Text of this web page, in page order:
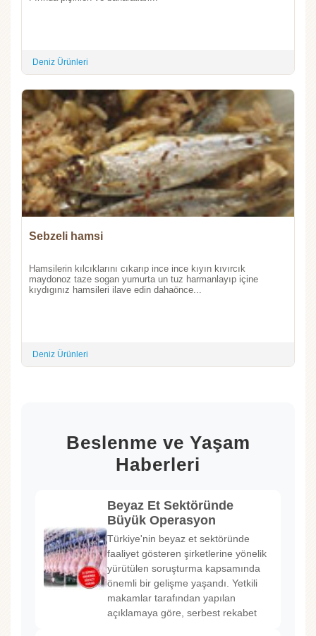
Deniz Ürünleri
Sebzeli hamsi
Hamsilerin kılcıklarını cıkarıp ince ince kıyın kıvırcık
maydonoz taze sogan yumurta un tuz harmanlayıp içine
kıydıgınız hamsileri ilave edin dahaönce...
Deniz Ürünleri
Beslenme ve Yaşam
Haberleri
Beyaz Et Sektöründe
Büyük Operasyon
Türkiye'nin beyaz et sektöründe
faaliyet gösteren şirketlerine yönelik
yürütülen soruşturma kapsamında
önemli bir gelişme yaşandı. Yetkili
makamlar tarafından yapılan
açıklamaya göre, serbest rekabet